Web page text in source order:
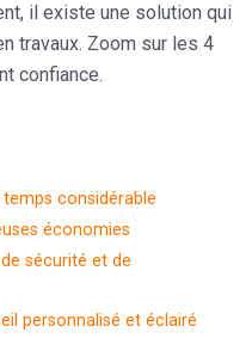
il existe une solution qui
travaux. Zoom sur les 4
confiance.
considérable
économies
sécurité et de
personnalisé et éclairé